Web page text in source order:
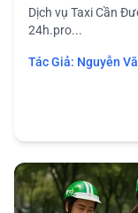
Dịch vụ Taxi Cần
24h.pro...
Tác Giả: Nguyễn